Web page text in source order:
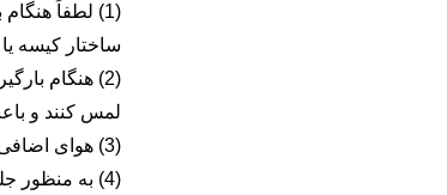
(1) لطفاً
ساختار کیسه
(2) هنگام
لمس کنند و
(3) هوای اضافی کیسه را هنگام بستن کیسه تخلیه کنید تا کیسه را حمل کرده و داخل ماشین لباسشویی قرار دهید.
(4) به منظور